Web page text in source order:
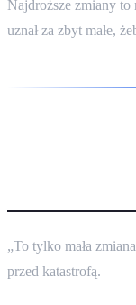
Najdroższe zmiany to
uznał za zbyt małe,
„To tylko mała
przed katastrofą.